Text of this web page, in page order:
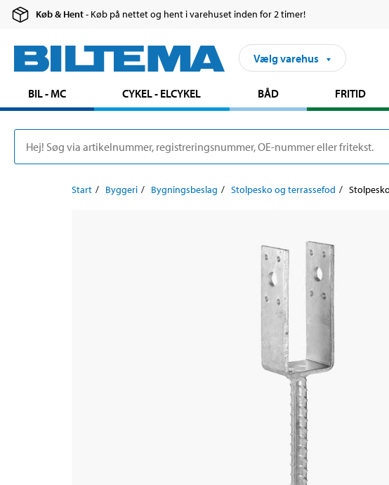
Køb & Hent- Køb på nettet og hent i varehuset inden for 2 timer!
Vælg varehus
BIL - MC CYKEL - ELCYKEL BÅD FRITID
Start Byggeri Bygningsbeslag Stolpesko og terrassefod